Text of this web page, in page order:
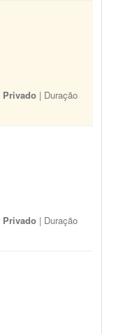
Privado | Duração
Privado | Duração